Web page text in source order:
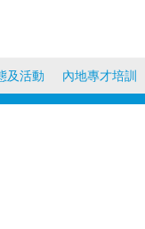
及活動 內地專才培訓